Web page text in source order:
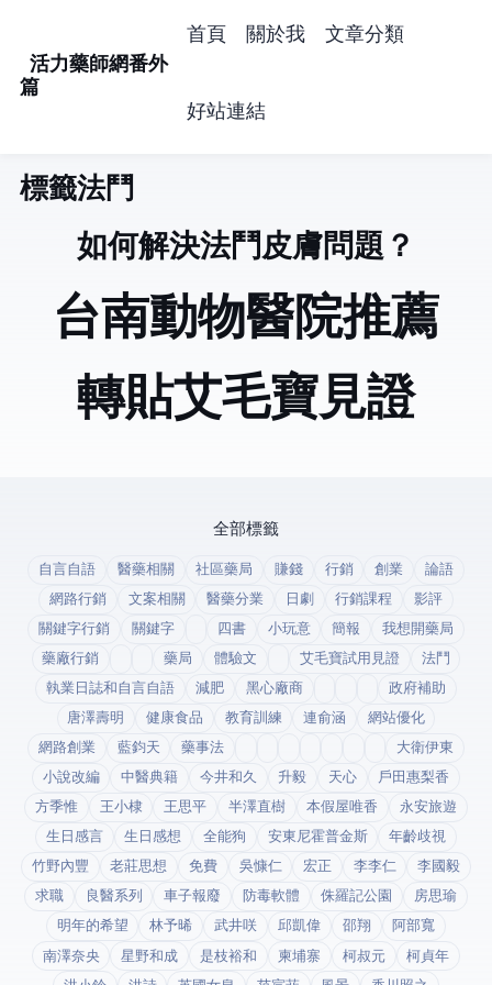
活力藥師網番外
篇
首頁 關於我 文章分類
好站連結
標籤: 法鬥 (3)
如何解決法鬥皮膚問題？
台南動物醫院推薦
轉貼艾毛寶見證
全部標籤
自言自語 醫藥相關 社區藥局 賺錢 行銷 創業
論語
網路行銷
文案相關 醫藥分業 日劇 行銷課程
影評
關鍵字行銷
關鍵字 四書 小玩意 簡報
我想開藥局
藥廠行銷
藥局 體驗文 艾毛寶試用見證
法鬥
執業日誌和自言自語
減肥 黑心廠商
政府補助
唐澤壽明
健康食品 教育訓練 連俞涵
網站優化
網路創業
藍鈞天 藥事法
大衛伊東
小說改編
中醫典籍 今井和久 升毅 天心
戶田惠梨香
方季惟
王小棣 王思平 半澤直樹 本假屋唯香
永安旅遊
生日感言
生日感想 全能狗 安東尼霍普金斯
年齡歧視
竹野內豐
老莊思想 免費 吳慷仁 宏正 李李仁
李國毅
求職
良醫系列 車子報廢 防毒軟體 侏羅記公園
房思瑜
明年的希望
林予晞 武井咲 邱凱偉 邵翔
阿部寬
南澤奈央
星野和成 是枝裕和 柬埔寨 柯叔元
柯貞年